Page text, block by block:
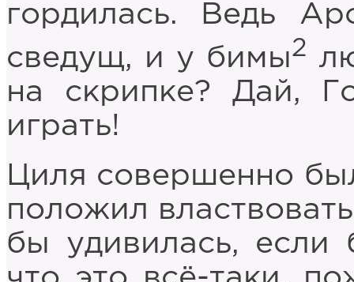
гордилась. Ведь
сведущ, и у бимы2
на скрипке? Дай,
играть!
Циля совершенно
положил
бы удивилась, если